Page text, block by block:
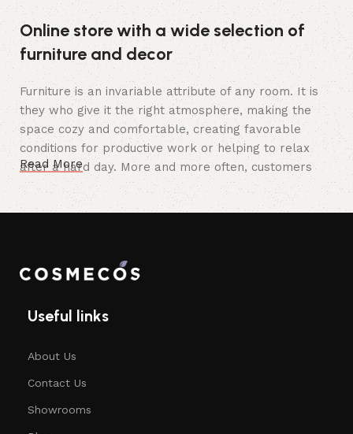
Online store with a wide selection of
furniture and decor
Furniture is an invariable attribute of any room. It is
they who give it the right atmosphere, making the
space cozy and comfortable, creating favorable
conditions for productive work or helping to relax
after a hard day. More and more often, customers
want to place an order in an online store, when you
can sit down at the computer in your free time,
catalog of furniture: both home and office furniture
are available.
Furniture production is a modern form
Furniture manufacturers, as well as manufacturers of
often come across both standard mass-produced
Read More
Useful links
About Us
Contact Us
Showrooms